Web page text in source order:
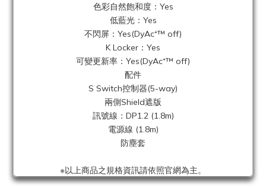
色彩自然飽和度‎：Yes
低藍光‎：Yes
不閃屏：Yes(DyAc⁺™ off)
K Locker‎：Yes
可變更新率：Yes(DyAc⁺™ off)
配件
S Switch控制器(5-way)
兩側Shield遮版‎
訊號線：DP1.2 (1.8m)
電源線 (1.8m)
防塵套
※以上商品之規格資訊請依照官網為主。